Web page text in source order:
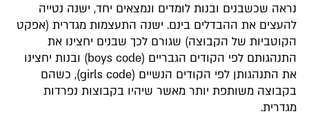
נראה שכשבנים ובנות לומדים ונמצאים יחד, ישנה נטייה
להעצים את ההבדלים בינם. ישנה התעצמות מגדרית (אפקט
הקוטביות של הקבוצה) שגורם לכך שבנים יחצינו את
התנהגותם לפי הקודים הגבריים (boys code) ובנות יחצינו
את התנהגותן לפי הקודים הנשיים (girls code), כשהם
בקבוצה משותפת יותר מאשר שיהיו בקבוצות נפרדות
מגדרית.